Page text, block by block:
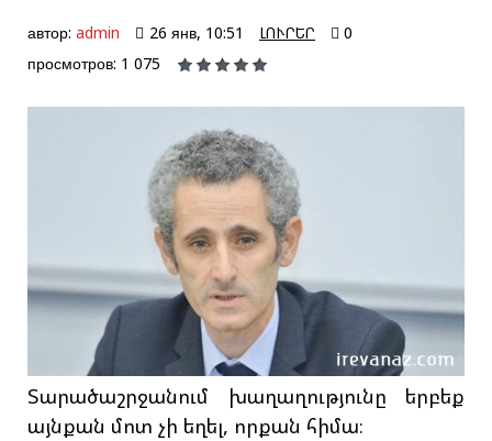
автор: admin 26 янв, 10:51 ԼՈՒՐԵՐ
0
просмотров: 1 075
Տարածաշրջանում խաղաղությունը երբեք
այնքան մոտ չի եղել, որքան հիմա։